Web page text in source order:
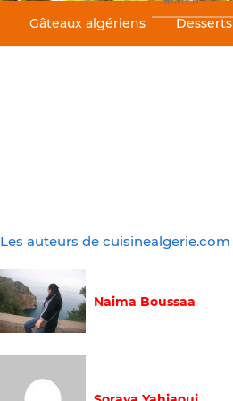
Gâteaux algériens Desserts
Les auteurs de cuisinealgerie.com
Naima Boussaa